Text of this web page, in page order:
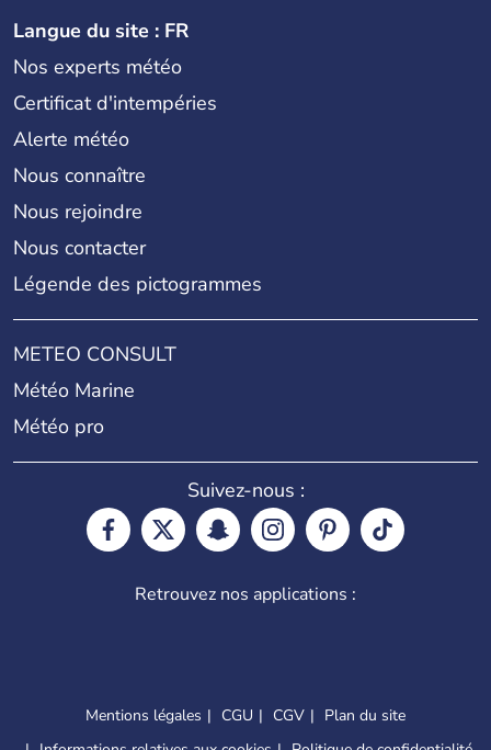
Langue du site : FR
Nos experts météo
Certificat d'intempéries
Alerte météo
Nous connaître
Nous rejoindre
Nous contacter
Légende des pictogrammes
METEO CONSULT
Météo Marine
Météo pro
Suivez-nous :
Retrouvez nos applications :
Mentions légales CGU CGV
Plan du site